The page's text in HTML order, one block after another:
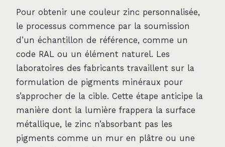
Pour obtenir une couleur zinc personnalisée,
le processus commence par la soumission
d’un échantillon de référence, comme un
code RAL ou un élément naturel. Les
laboratoires des fabricants travaillent sur la
formulation de pigments minéraux pour
s’approcher de la cible. Cette étape anticipe la
manière dont la lumière frappera la surface
métallique, le zinc n’absorbant pas les
pigments comme un mur en plâtre ou une